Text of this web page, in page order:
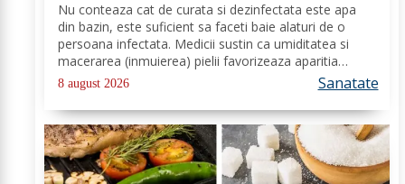
Nu conteaza cat de curata si dezinfectata este apa
din bazin, este suficient sa faceti baie alaturi de o
persoana infectata. Medicii sustin ca umiditatea si
macerarea (inmuierea) pielii favorizeaza aparitia
infectiilor micotice, care prin apa se transmit mult mai
usor. Cel mai intalnit tip de...
8 august 2026 Sanatate